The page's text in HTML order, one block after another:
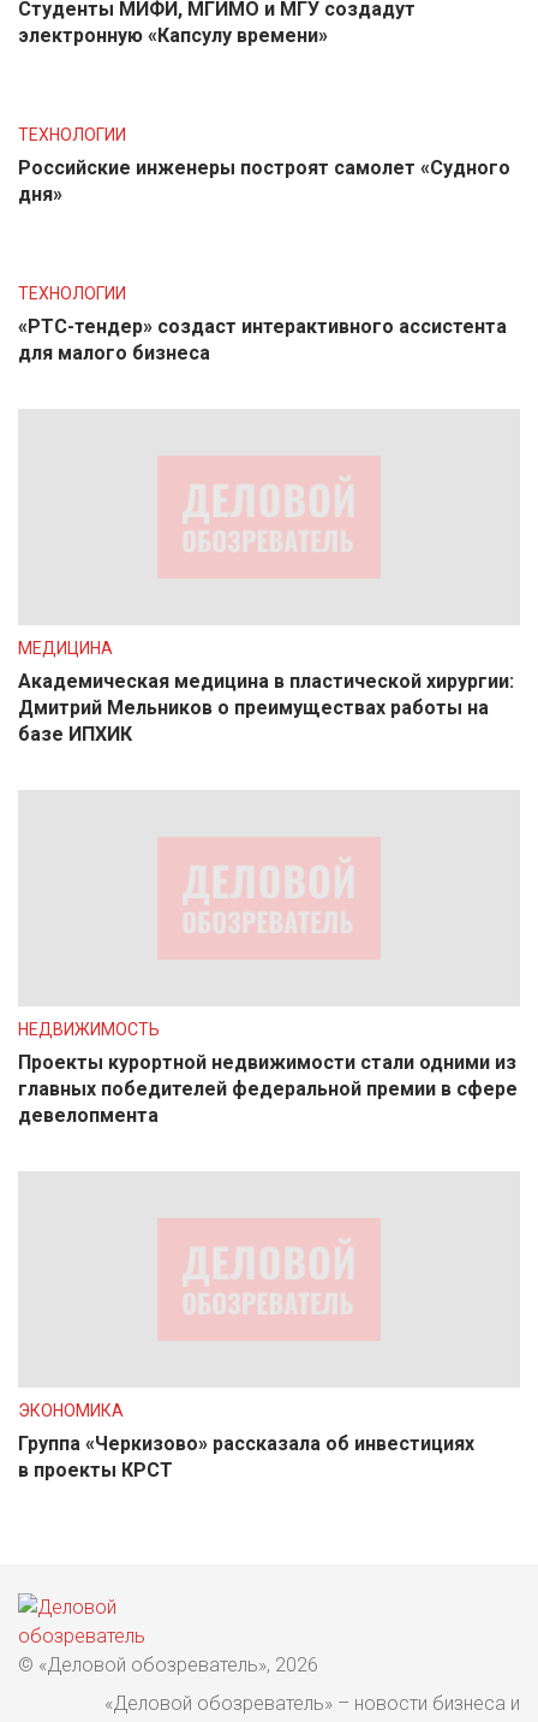
Студенты МИФИ, МГИМО и МГУ создадут
электронную «Капсулу времени»
ТЕХНОЛОГИИ
Российские инженеры построят самолет «Судного
дня»
ТЕХНОЛОГИИ
«РТС-тендер» создаст интерактивного ассистента
для малого бизнеса
МЕДИЦИНА
Академическая медицина в пластической хирургии:
Дмитрий Мельников о преимуществах работы на
базе ИПХИК
НЕДВИЖИМОСТЬ
Проекты курортной недвижимости стали одними из
главных победителей федеральной премии в сфере
девелопмента
ЭКОНОМИКА
Группа «Черкизово» рассказала об инвестициях
в проекты КРСТ
© «Деловой обозреватель», 2026
«Деловой обозреватель» – новости бизнеса и